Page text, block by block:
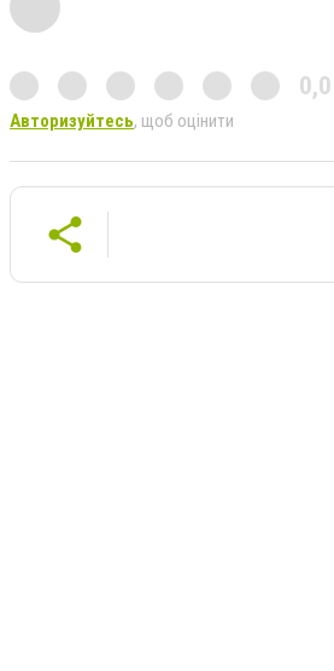
0,0
Авторизуйтесь, щоб оцінити